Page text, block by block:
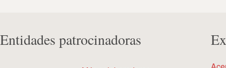
Entidades patrocinadoras